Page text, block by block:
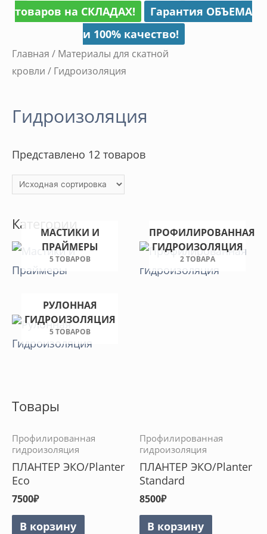
товаров на СКЛАДАХ!
Гарантия ОБЪЕМА
и 100% качество!
Главная / Материалы для скатной
кровли / Гидроизоляция
Гидроизоляция
Представлено 12 товаров
Категории
МАСТИКИ И
ПРАЙМЕРЫ
5 ТОВАРОВ
ПРОФИЛИРОВАННАЯ
ГИДРОИЗОЛЯЦИЯ
2 ТОВАРА
РУЛОННАЯ
ГИДРОИЗОЛЯЦИЯ
5 ТОВАРОВ
Товары
Профилированная
гидроизоляция
ПЛАНТЕР ЭКО/Planter
Eco
7500₽
В корзину
Профилированная
гидроизоляция
ПЛАНТЕР ЭКО/Planter
Standard
8500₽
В корзину